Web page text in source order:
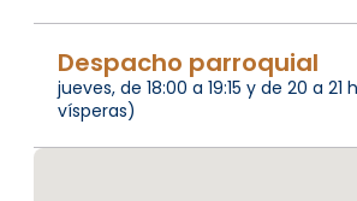
Despacho parroquial
jueves, de 18:00 a 19:15 y de 20 a
vísperas)